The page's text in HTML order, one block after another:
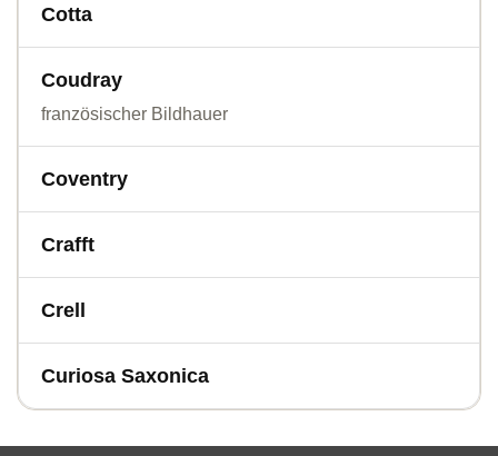
Cotta
Coudray
französischer Bildhauer
Coventry
Crafft
Crell
Curiosa Saxonica